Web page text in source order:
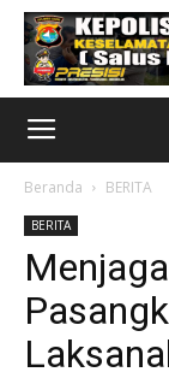
Beranda BERITA
BERITA